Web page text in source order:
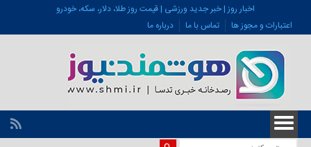
اخبار روز | خبر جدید ورزشی | قیمت روز طلا، دلار، سکه، خودرو
اعتبارات و مجوز ها
تماس با ما درباره ما